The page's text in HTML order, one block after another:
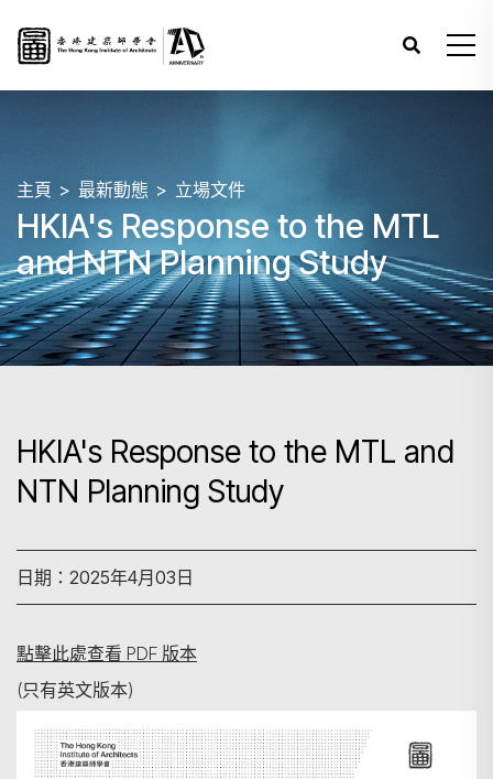
主頁 最新動態 立場文件
HKIA's Response to the MTL
and NTN Planning Study
HKIA's Response to the MTL and
NTN Planning Study
日期：2025年4月03日
點擊此處查看 PDF 版本
(只有英文版本)